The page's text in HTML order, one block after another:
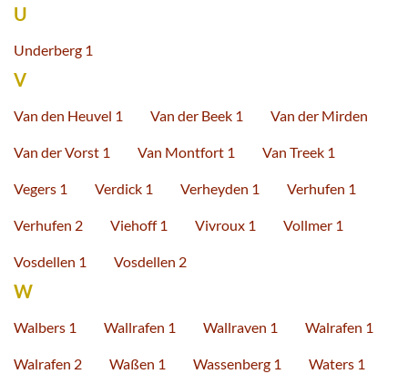
U
Underberg 1
V
Van den Heuvel 1 Van der Beek 1 Van der Mirden
Van der Vorst 1 Van Montfort 1 Van Treek 1
Vegers 1 Verdick 1 Verheyden 1 Verhufen 1
Verhufen 2 Viehoff 1 Vivroux 1 Vollmer 1
Vosdellen 1 Vosdellen 2
W
Walbers 1 Wallrafen 1 Wallraven 1 Walrafen 1
Walrafen 2 Waßen 1 Wassenberg 1 Waters 1